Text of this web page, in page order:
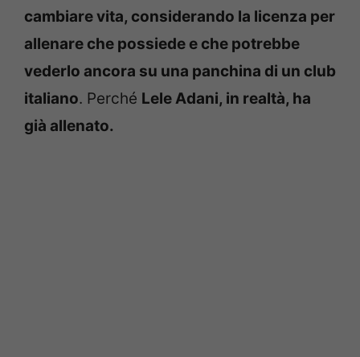
cambiare vita, considerando la licenza per
allenare che possiede e che potrebbe
vederlo ancora su una panchina di un club
italiano. Perché Lele Adani, in realtà, ha
già allenato.